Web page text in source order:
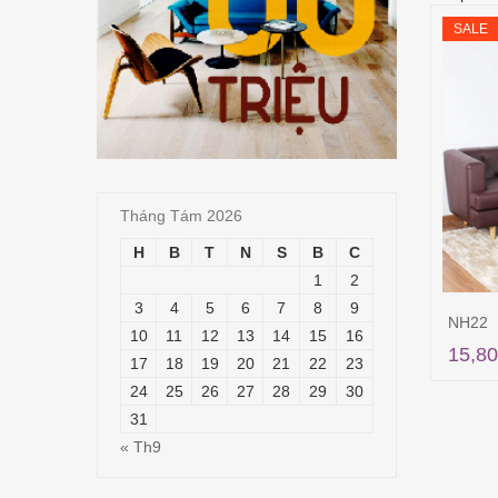
SALE
NH22
Tháng Tám 2026
H B T N S B
C
1
2
3
4 5 6 7 8
9
10
11 12 13 14 15
16
17
18 19 20 21 22
23
24
25 26 27 28 29
30
31
« Th9